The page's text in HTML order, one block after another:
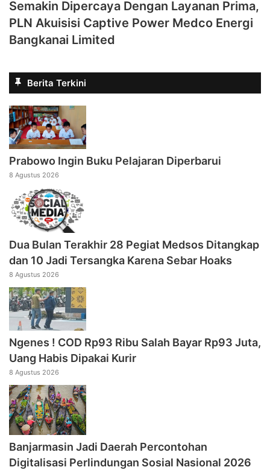
Semakin Dipercaya Dengan Layanan Prima,
PLN Akuisisi Captive Power Medco Energi
Bangkanai Limited
Berita Terkini
Prabowo Ingin Buku Pelajaran Diperbarui
8 Agustus 2026
Dua Bulan Terakhir 28 Pegiat Medsos Ditangkap
dan 10 Jadi Tersangka Karena Sebar Hoaks
8 Agustus 2026
Ngenes ! COD Rp93 Ribu Salah Bayar Rp93 Juta,
Uang Habis Dipakai Kurir
8 Agustus 2026
Banjarmasin Jadi Daerah Percontohan
Digitalisasi Perlindungan Sosial Nasional 2026